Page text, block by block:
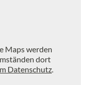
Maps werden
dort
Datenschutz.